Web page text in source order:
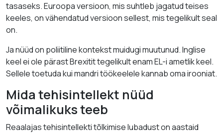
tasaseks. Euroopa versioon, mis suhtleb jagatud teises
keeles, on vähendatud versioon sellest, mis tegelikult seal
on.
Ja nüüd on poliitiline kontekst muidugi muutunud. Inglise
keel ei ole pärast Brexitit tegelikult enam EL-i ametlik keel.
Sellele toetuda kui mandri töökeelele kannab oma irooniat.
Mida tehisintellekt nüüd
võimalikuks teeb
Reaalajas tehisintellekti tõlkimise lubadust on aastaid